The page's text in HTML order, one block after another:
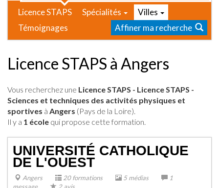
Licence STAPS Spécialités
Villes
Témoignages
Affiner ma recherche
Licence STAPS à Angers
Vous recherchez une Licence STAPS - Licence STAPS -
Sciences et techniques des activités physiques et
sportives à Angers (Pays de la Loire).
Il y a 1 école qui propose cette formation.
UNIVERSITÉ CATHOLIQUE
DE L'OUEST
Angers 20 formations 5 médias
1